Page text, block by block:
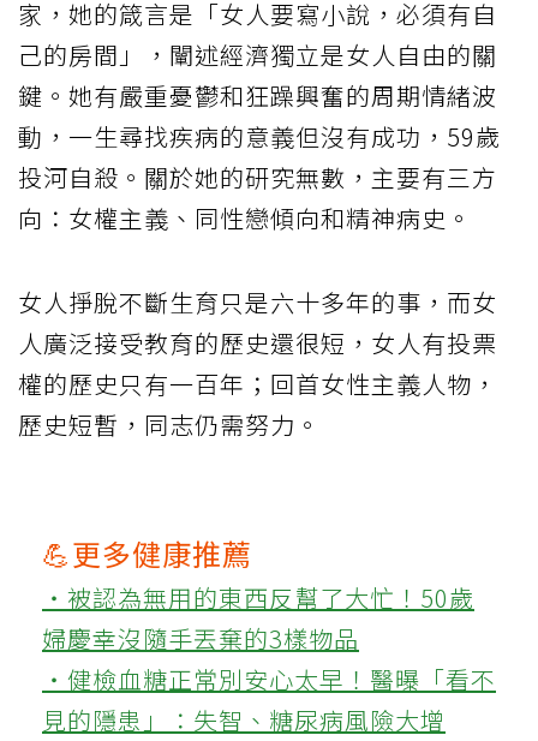
家，她的箴言是「女人要寫小說，必須有自
己的房間」，闡述經濟獨立是女人自由的關
鍵。她有嚴重憂鬱和狂躁興奮的周期情緒波
動，一生尋找疾病的意義但沒有成功，59歲
投河自殺。關於她的研究無數，主要有三方
向：女權主義、同性戀傾向和精神病史。
女人掙脫不斷生育只是六十多年的事，而女
人廣泛接受教育的歷史還很短，女人有投票
權的歷史只有一百年；回首女性主義人物，
歷史短暫，同志仍需努力。
💪更多健康推薦
‧被認為無用的東西反幫了大忙！50歲
婦慶幸沒隨手丟棄的3樣物品
‧健檢血糖正常別安心太早！醫曝「看不
見的隱患」：失智、糖尿病風險大增